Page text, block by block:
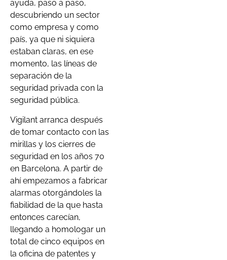
ayuda, paso a paso,
descubriendo un sector
como empresa y como
país, ya que ni siquiera
estaban claras, en ese
momento, las líneas de
separación de la
seguridad privada con la
seguridad pública.
Vigilant arranca después
de tomar contacto con las
mirillas y los cierres de
seguridad en los años 70
en Barcelona. A partir de
ahí empezamos a fabricar
alarmas otorgándoles la
fiabilidad de la que hasta
entonces carecían,
llegando a homologar un
total de cinco equipos en
la oficina de patentes y